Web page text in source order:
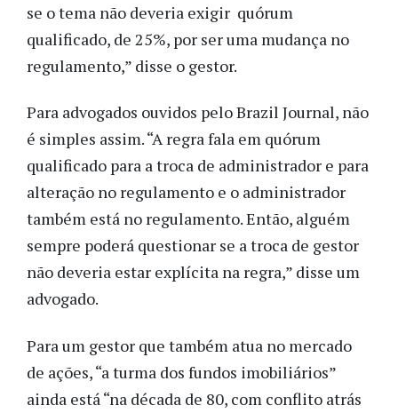
se o tema não deveria exigir quórum
qualificado, de 25%, por ser uma mudança no
regulamento,” disse o gestor.
Para advogados ouvidos pelo Brazil Journal, não
é simples assim. “A regra fala em quórum
qualificado para a troca de administrador e para
alteração no regulamento e o administrador
também está no regulamento. Então, alguém
sempre poderá questionar se a troca de gestor
não deveria estar explícita na regra,” disse um
advogado.
Para um gestor que também atua no mercado
de ações, “a turma dos fundos imobiliários”
ainda está “na década de 80, com conflito atrás